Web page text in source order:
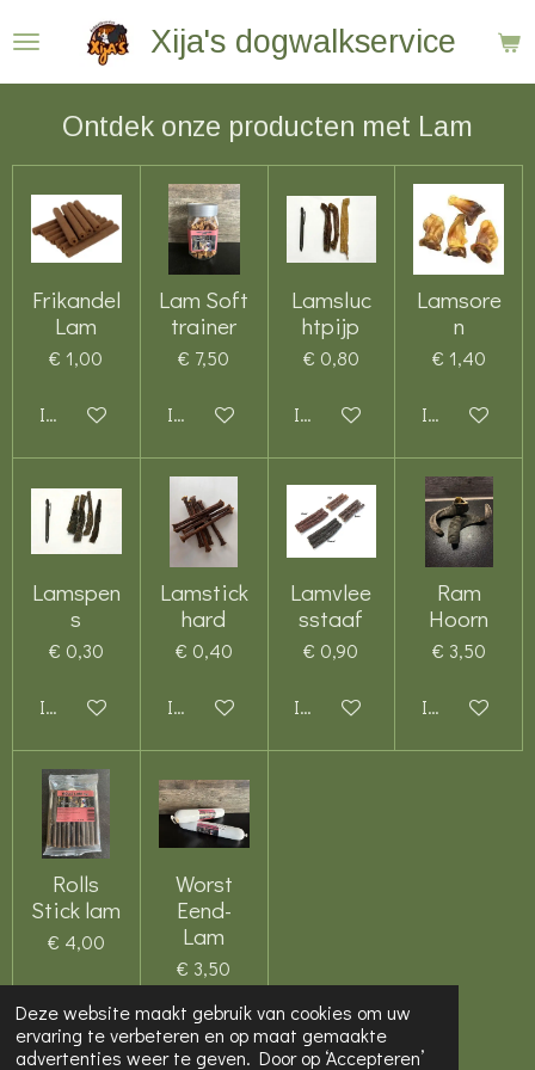
Deze website maakt gebruik van cookies om uw
ervaring te verbeteren en op maat gemaakte
advertenties weer te geven. Door op ‘Accepteren’
hoofdinhoud
Xija's dogwalkservice
Ontdek onze producten met Lam
Frikandel
Lam
€ 1,00
In winkelwagen
Lam Soft
trainer
€ 7,50
In winkelwagen
Lamsluc
htpijp
€ 0,80
In winkelwagen
Lamsore
n
€ 1,40
In
Lamspen
s
€ 0,30
In winkelwagen
Lamstick
hard
€ 0,40
In winkelwagen
Lamvlee
sstaaf
€ 0,90
In winkelwagen
Ram
Hoorn
€ 3,50
In
Rolls
Stick lam
€ 4,00
In winkelwagen
Worst
Eend-
Lam
€ 3,50
In winkelwagen